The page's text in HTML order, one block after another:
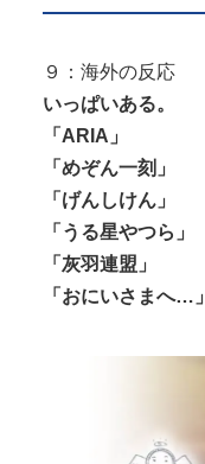
９：海外の反応
いっぱいある。
「ARIA」
「めぞん一刻」
「げんしけん」
「うる星やつら」
「灰羽連盟」
「おにいさまへ…」